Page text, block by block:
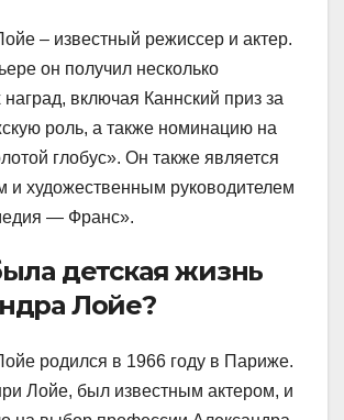
– известный режиссер и актер.
он получил несколько
включая Каннский приз за
роль, а также номинацию на
глобус». Он также является
и художественным руководителем
— Франс».
детская жизнь
Лойе?
родился в 1966 году в Париже.
Лойе, был известным актером, и